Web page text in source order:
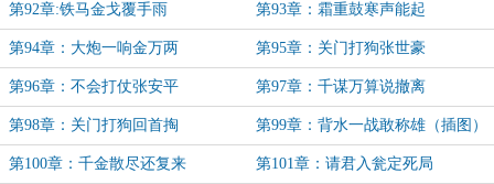
第92章:铁马金戈覆手雨 第93章：霜重鼓寒声能起
第94章：大炮一响金万两 第95章：关门打狗张世豪
第96章：不会打仗张安平 第97章：千谋万算说撤离
第98章：关门打狗回首掏 第99章：背水一战敢称雄（插图）
第100章：千金散尽还复来 第101章：请君入瓮定死局